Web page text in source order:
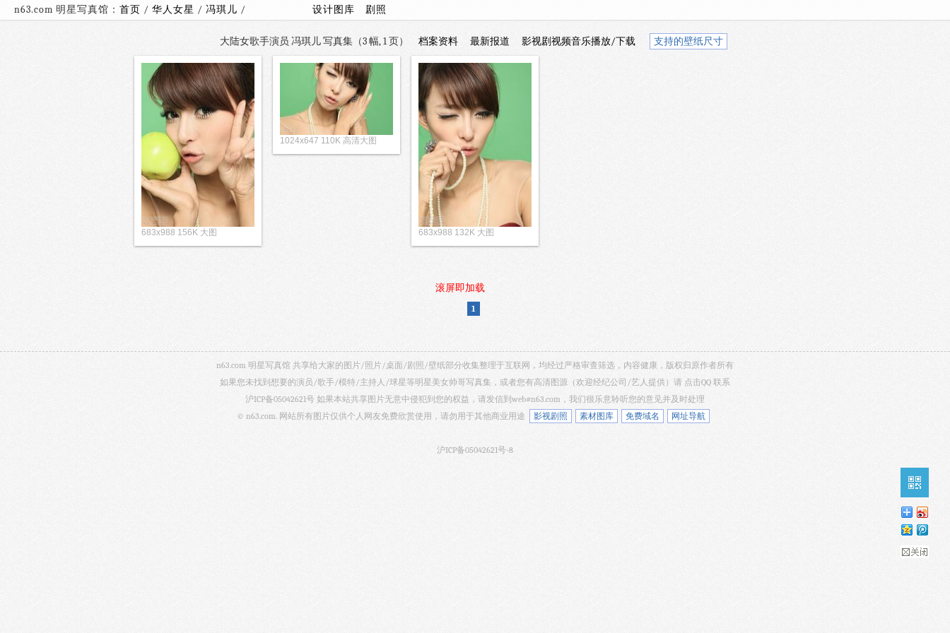
n63.com 明星写真馆： 首页 / 华人女星 / 冯琪儿 / 设计图库 剧照
大陆女歌手演员 冯琪儿 写真集（3 幅, 1 页） 档案资料 最新报道 影视剧视频音乐播放/下载 支持的壁纸尺寸
683x988 156K 大图
1024x647 110K 高清大图
683x988 132K 大图
滚屏即加载
1
n63.com 明星写真馆 共享给大家的图片/照片/桌面/剧照/壁纸部分收集整理于互联网，均经过严格审查筛选，内容健康，版权归原作者所有
如果您未找到想要的演员/歌手/模特/主持人/球星等明星美女帅哥写真集，或者您有高清图源（欢迎经纪公司/艺人提供）请 点击QQ 联系
沪ICP备05042621号 如果本站共享图片无意中侵犯到您的权益，请发信到web#n63.com，我们很乐意聆听您的意见并及时处理
© n63.com. 网站所有图片仅供个人网友免费欣赏使用，请勿用于其他商业用途
影视剧照 素材图库 免费域名 网址导航
沪ICP备05042621号-8